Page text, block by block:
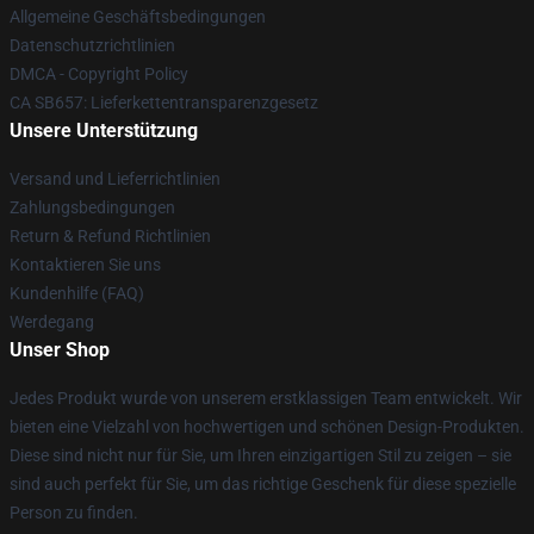
Allgemeine Geschäftsbedingungen
Datenschutzrichtlinien
DMCA - Copyright Policy
CA SB657: Lieferkettentransparenzgesetz
Unsere Unterstützung
Versand und Lieferrichtlinien
Zahlungsbedingungen
Return & Refund Richtlinien
Kontaktieren Sie uns
Kundenhilfe (FAQ)
Werdegang
Unser Shop
Jedes Produkt wurde von unserem erstklassigen Team entwickelt. Wir
bieten eine Vielzahl von hochwertigen und schönen Design-Produkten.
Diese sind nicht nur für Sie, um Ihren einzigartigen Stil zu zeigen – sie
sind auch perfekt für Sie, um das richtige Geschenk für diese spezielle
Person zu finden.